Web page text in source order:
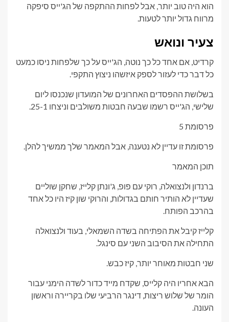
הוא היה טוב יותר, אבל לפחות ההתקפה של הג'ייס סיפקה
מרווח גדול יותר לטעות.
צעיר ונואש
קרדיט, אם אחד כל כך נוטה, הג'ייס על כך שלפחות ניסו כמעט
כל דבר כדי לעזור לספק איזשהו ניצוץ התקפי.
בשלושת ההפסדים האחרונים של המועדון שנכנסו ליום
שלישי, הג'ייס רשמו שבעה חבטות משולבים וניצחו 25-1.
פרסומת 5
פרסומת זו עדיין לא נטענה, אבל המאמר שלך ממשיך להלן.
תוכן המאמר
ברנדון ולנצואלה, רוקי עם פופ, ג'ונתן קלייז, שחקן שוליים
שעדיין לא הותיר חותם בגדולות, והרוקי שון קיז היו כל אחד
בהרכב הפותח.
קלייז קיבל את הפתיחה בשדה השמאלי, בעוד ולנצואלה
התחילה את הסיבוב השני עם סינגל.
שני חבטות מאוחר יותר, קיז כבש.
הבא אחריו היה קלייס, שקדח מייד כדור לשדה הימני עבור
הומר של שלוש ריצות, דינגר הרביעי שלו בקריירה וראשון
העונה.